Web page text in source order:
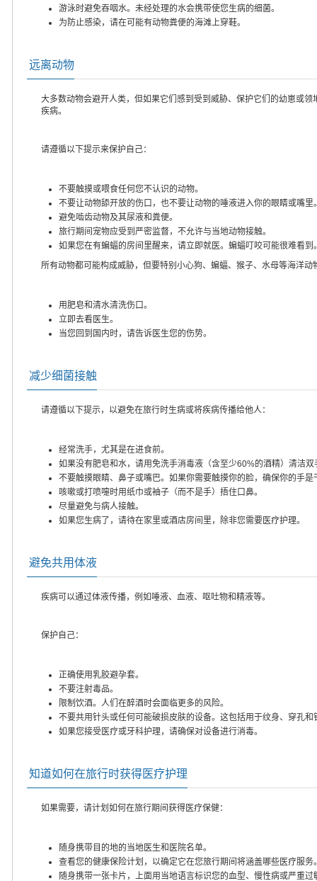
游泳时避免吞咽水。未经处理的水会携带使您生病的细菌。
为防止感染，请在可能有动物粪便的海滩上穿鞋。
远离动物
大多数动物会避开人类，但如果它们感到受到威胁、保护它们的幼崽或
疾病。
请遵循以下提示来保护自己：
不要触摸或喂食任何您不认识的动物。
不要让动物舔开放的伤口，也不要让动物的唾液进入你的眼睛或嘴里
避免啮齿动物及其尿液和粪便。
旅行期间宠物应受到严密监督，不允许与当地动物接触。
如果您在有蝙蝠的房间里醒来，请立即就医。蝙蝠叮咬可能很难看到
所有动物都可能构成威胁，但要特别小心狗、蝙蝠、猴子、水母等海洋
用肥皂和清水清洗伤口。
立即去看医生。
当您回到国内时，请告诉医生您的伤势。
减少细菌接触
请遵循以下提示，以避免在旅行时生病或将疾病传播给他人：
经常洗手，尤其是在进食前。
如果没有肥皂和水，请用免洗手消毒液（含至少60%的酒精）清洁双
不要触摸眼睛、鼻子或嘴巴。如果你需要触摸你的脸，确保你的手是
咳嗽或打喷嚏时用纸巾或袖子（而不是手）捂住口鼻。
尽量避免与病人接触。
如果您生病了，请待在家里或酒店房间里，除非您需要医疗护理。
避免共用体液
疾病可以通过体液传播，例如唾液、血液、呕吐物和精液等。
保护自己：
正确使用乳胶避孕套。
不要注射毒品。
限制饮酒。人们在醉酒时会面临更多的风险。
不要共用针头或任何可能破损皮肤的设备。这包括用于纹身、穿孔和
如果您接受医疗或牙科护理，请确保对设备进行消毒。
知道如何在旅行时获得医疗护理
如果需要，请计划如何在旅行期间获得医疗保健：
随身携带目的地的当地医生和医院名单。
查看您的健康保险计划，以确定它在您旅行期间将涵盖哪些医疗服
随身携带一张卡片，上面用当地语言标识您的血型、慢性病或严重